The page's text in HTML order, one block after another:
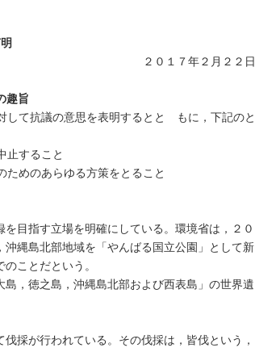
２０１７年２月２２日
趣旨
て抗議の意思を表明するとと もに，下記のと
止すること
めのあらゆる方策をとること
目指す立場を明確にしている。環境省は，２０
縄島北部地域を「やんばる国立公園」として新
ことだという。
，徳之島，沖縄島北部および西表島」の世界遺
採が行われている。その伐採は，皆伐という，